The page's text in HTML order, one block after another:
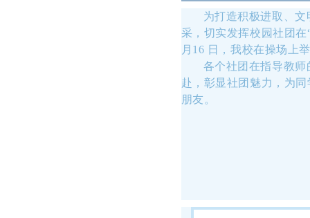
为打造积极进取、
采，切实发挥校园社团
月16 日，我校在操场上
各个社团在指导教师
赴，彰显社团魅力，为
朋友。